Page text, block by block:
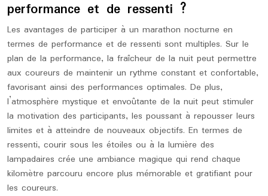
performance et de ressenti ?
Les avantages de participer à un marathon nocturne en
termes de performance et de ressenti sont multiples. Sur le
plan de la performance, la fraîcheur de la nuit peut permettre
aux coureurs de maintenir un rythme constant et confortable,
favorisant ainsi des performances optimales. De plus,
l’atmosphère mystique et envoûtante de la nuit peut stimuler
la motivation des participants, les poussant à repousser leurs
limites et à atteindre de nouveaux objectifs. En termes de
ressenti, courir sous les étoiles ou à la lumière des
lampadaires crée une ambiance magique qui rend chaque
kilomètre parcouru encore plus mémorable et gratifiant pour
les coureurs.